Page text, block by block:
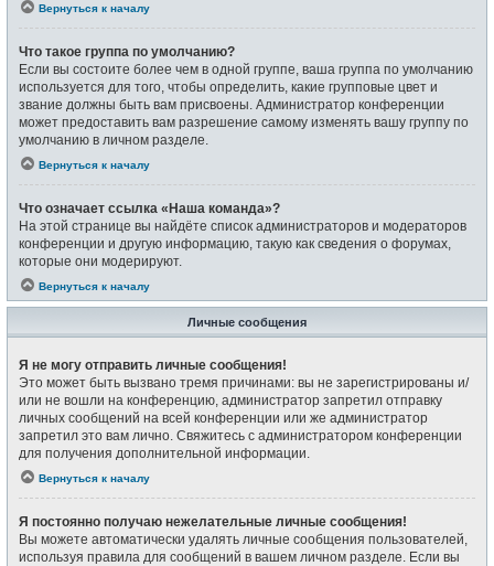
Вернуться к началу
Что такое группа по умолчанию?
Если вы состоите более чем в одной группе, ваша группа по умолчанию
используется для того, чтобы определить, какие групповые цвет и
звание должны быть вам присвоены. Администратор конференции
может предоставить вам разрешение самому изменять вашу группу по
умолчанию в личном разделе.
Вернуться к началу
Что означает ссылка «Наша команда»?
На этой странице вы найдёте список администраторов и модераторов
конференции и другую информацию, такую как сведения о форумах,
которые они модерируют.
Вернуться к началу
Личные сообщения
Я не могу отправить личные сообщения!
Это может быть вызвано тремя причинами: вы не зарегистрированы и/
или не вошли на конференцию, администратор запретил отправку
личных сообщений на всей конференции или же администратор
запретил это вам лично. Свяжитесь с администратором конференции
для получения дополнительной информации.
Вернуться к началу
Я постоянно получаю нежелательные личные сообщения!
Вы можете автоматически удалять личные сообщения пользователей,
используя правила для сообщений в вашем личном разделе. Если вы